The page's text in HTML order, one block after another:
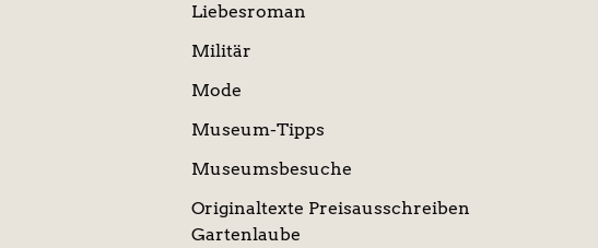
Liebesroman
Militär
Mode
Museum-Tipps
Museumsbesuche
Originaltexte Preisausschreiben
Gartenlaube